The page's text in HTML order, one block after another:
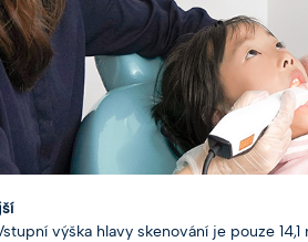
výška hlavy skenování je pouze 14,1